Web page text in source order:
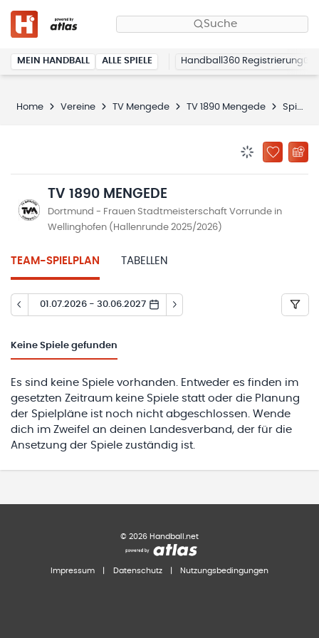
Suche
MEIN HANDBALL ALLE SPIELE Handball360 Registrierung
Home Vereine TV Mengede TV 1890 Mengede Spielplan
ZU
TV 1890 MENGEDE
Dortmund - Frauen Stadtmeisterschaft Vorrunde in
Wellinghofen (Hallenrunde 2025/2026)
TEAM-SPIELPLAN TABELLEN
01.07.2026 - 30.06.2027
Keine Spiele gefunden
Es sind keine Spiele vorhanden. Entweder es finden im
gesetzten Zeitraum keine Spiele statt oder die Planung
der Spielpläne ist noch nicht abgeschlossen. Wende
dich im Zweifel an deinen Landesverband, der für die
Ansetzung der Spiele zuständig ist.
© 2026 Handball.net
Impressum Datenschutz Nutzungsbedingungen